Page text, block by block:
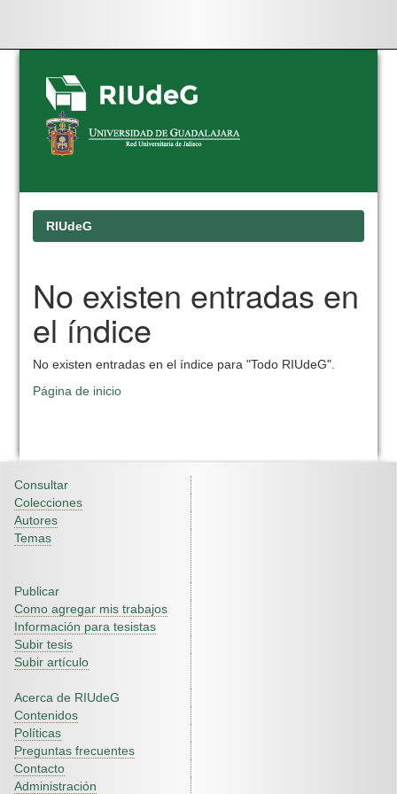
Skip
navigation
RIUdeG
No existen entradas en
el índice
No existen entradas en el índice para "Todo RIUdeG".
Página de inicio
Consultar
Colecciones
Autores
Temas
Publicar
Como agregar mis trabajos
Información para tesistas
Subir tesis
Subir artículo
Acerca de RIUdeG
Contenidos
Políticas
Preguntas frecuentes
Contacto
Administración